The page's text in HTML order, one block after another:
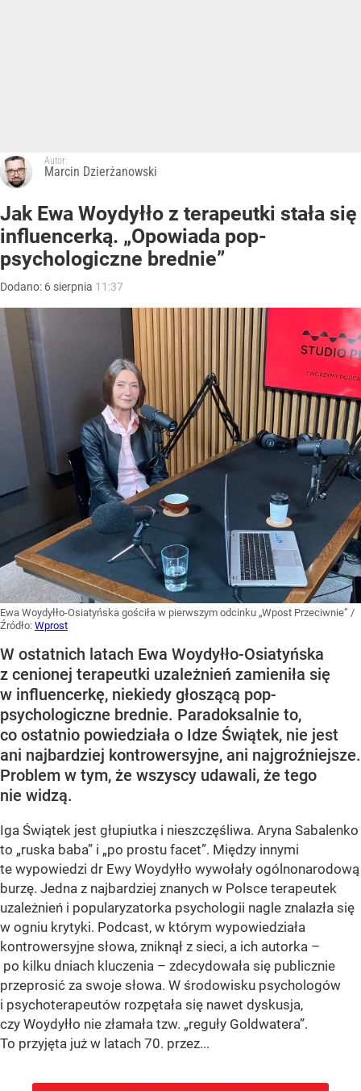
Autor:
Marcin Dzierżanowski
Jak Ewa Woydyłło z terapeutki stała się
influencerką. „Opowiada pop-
psychologiczne brednie”
Dodano: 6 sierpnia 11:37
Ewa Woydyłło-Osiatyńska gościła w pierwszym odcinku „Wpost Przeciwnie” /
Źródło: Wprost
W ostatnich latach Ewa Woydyłło-Osiatyńska
z cenionej terapeutki uzależnień zamieniła się
w influencerkę, niekiedy głoszącą pop-
psychologiczne brednie. Paradoksalnie to,
co ostatnio powiedziała o Idze Świątek, nie jest
ani najbardziej kontrowersyjne, ani najgroźniejsze.
Problem w tym, że wszyscy udawali, że tego
nie widzą.
Iga Świątek jest głupiutka i nieszczęśliwa. Aryna Sabalenko
to „ruska baba” i „po prostu facet”. Między innymi
te wypowiedzi dr Ewy Woydyłło wywołały ogólnonarodową
burzę. Jedna z najbardziej znanych w Polsce terapeutek
uzależnień i popularyzatorka psychologii nagle znalazła się
w ogniu krytyki. Podcast, w którym wypowiedziała
kontrowersyjne słowa, zniknął z sieci, a ich autorka –
po kilku dniach kluczenia – zdecydowała się publicznie
przeprosić za swoje słowa. W środowisku psychologów
i psychoterapeutów rozpętała się nawet dyskusja,
czy Woydyłło nie złamała tzw. „reguły Goldwatera”.
To przyjęta już w latach 70. przez...